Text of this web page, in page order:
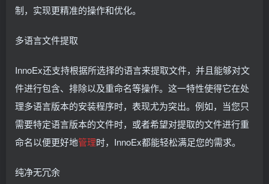
制，实现更精准的操作和优化。
多语言文件提取
InnoEx还支持根据所选择的语言来提取文件，并且能够对文
件进行包含、排除以及重命名等操作。这一特性使得它在处
理多语言版本的安装程序时，表现尤为突出。例如，当您只
需要特定语言版本的文件时，或者希望对提取的文件进行重
命名以便更好地管理时，InnoEx都能轻松满足您的需求。
纯净无冗余